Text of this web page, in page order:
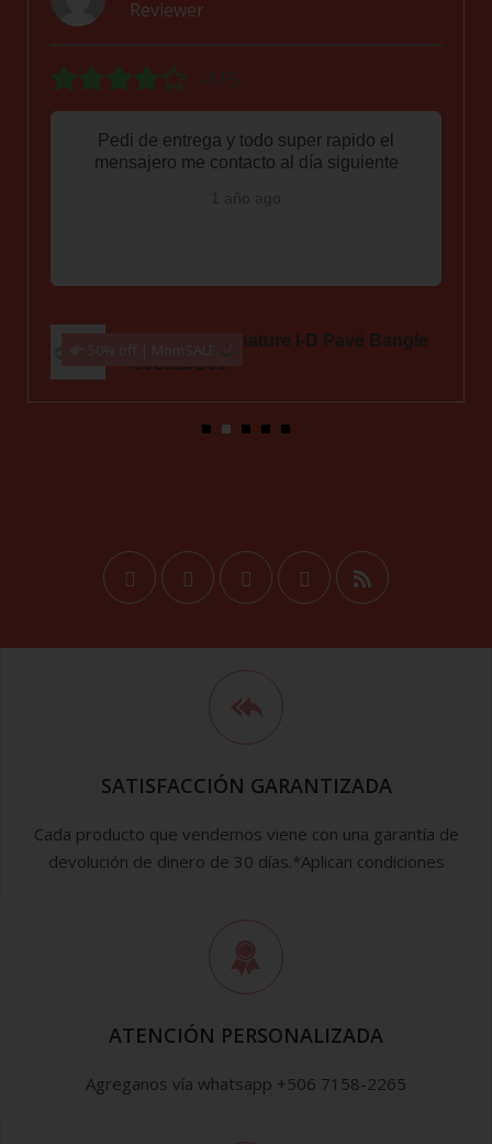
Reviewer
Pedi de entrega y todo super rapido el
mensajero me contacto al día siguiente
Pandora Signature I-D Pavé Bangle
592313C01
SATISFACCIÓN GARANTIZADA
Cada producto que vendemos viene con una garantía de
devolución de dinero de 30 días.*Aplican condiciones
ATENCIÓN PERSONALIZADA
Agreganos vía whatsapp +506 7158-2265